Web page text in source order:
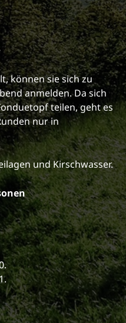
können sie sich zu
anmelden. Da sich
teilen, geht es
nur in
und Kirschwasser.